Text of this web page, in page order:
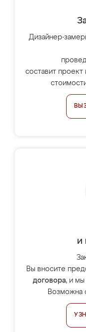
Дизайнер-
составит проект
и
Вы вносите
договора, и мы
Возможна